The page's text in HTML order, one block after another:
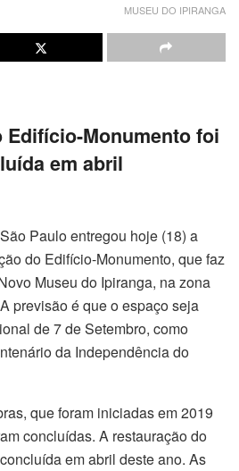
MUSEU DO IPIRANGA
Edifício-Monumento foi
em abril
Paulo entregou hoje (18) a
do Edifício-Monumento, que faz
Museu do Ipiranga, na zona
previsão é que o espaço seja
de 7 de Setembro, como
da Independência do
que foram iniciadas em 2019
concluídas. A restauração do
em abril deste ano. As